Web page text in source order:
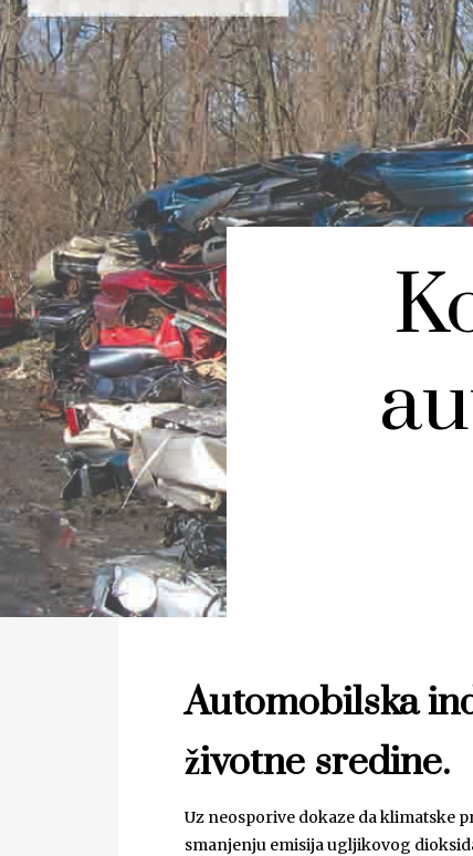
Automobilska
životne sredine.
Uz neosporive dokaze da klimatske
smanjenju emisija ugljikovog